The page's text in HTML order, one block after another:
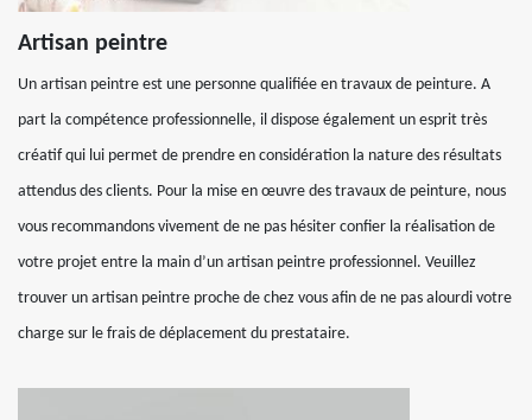
Artisan peintre
Un artisan peintre est une personne qualifiée en travaux de peinture. A
part la compétence professionnelle, il dispose également un esprit très
créatif qui lui permet de prendre en considération la nature des résultats
attendus des clients. Pour la mise en œuvre des travaux de peinture, nous
vous recommandons vivement de ne pas hésiter confier la réalisation de
votre projet entre la main d’un artisan peintre professionnel. Veuillez
trouver un artisan peintre proche de chez vous afin de ne pas alourdi votre
charge sur le frais de déplacement du prestataire.